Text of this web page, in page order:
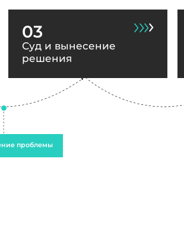
03
Суд и вынесение
решения
проблемы